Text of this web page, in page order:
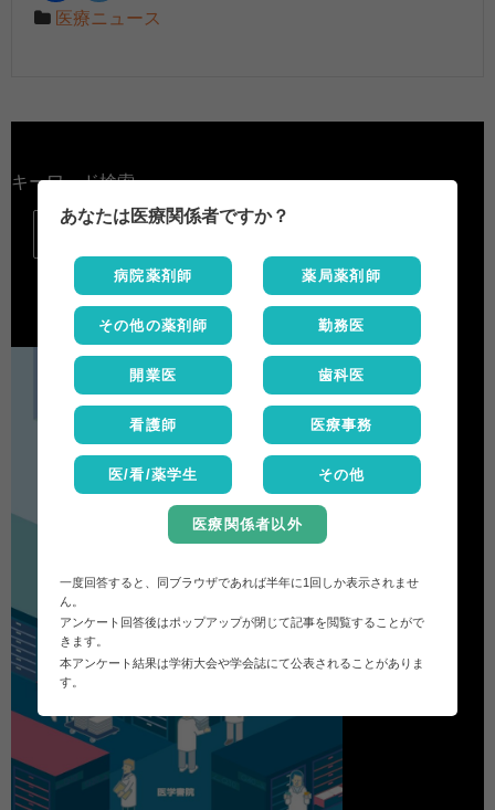
医療ニュース
キーワード検索
あなたは医療関係者ですか？
病院薬剤師 薬局薬剤師
その他の薬剤師 勤務医
開業医 歯科医
看護師 医療事務
医/看/薬学生 その他
医療関係者以外
一度回答すると、同ブラウザであれば半年に1回しか表示されませ
ん。
アンケート回答後はポップアップが閉じて記事を閲覧することがで
きます。
本アンケート結果は学術大会や学会誌にて公表されることがありま
す。